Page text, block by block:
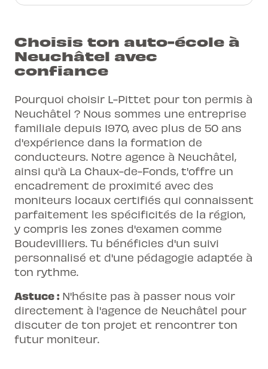
Choisis ton auto-école à
Neuchâtel avec
confiance
Pourquoi choisir L-Pittet pour ton permis à
Neuchâtel ? Nous sommes une entreprise
familiale depuis 1970, avec plus de 50 ans
d'expérience dans la formation de
conducteurs. Notre agence à Neuchâtel,
ainsi qu'à La Chaux-de-Fonds, t'offre un
encadrement de proximité avec des
moniteurs locaux certifiés qui connaissent
parfaitement les spécificités de la région,
y compris les zones d'examen comme
Boudevilliers. Tu bénéficies d'un suivi
personnalisé et d'une pédagogie adaptée à
ton rythme.
Astuce : N'hésite pas à passer nous voir
directement à l'agence de Neuchâtel pour
discuter de ton projet et rencontrer ton
futur moniteur.